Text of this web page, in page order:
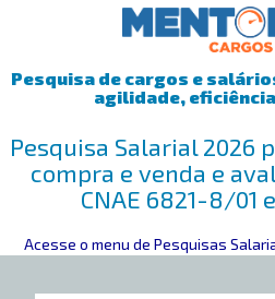
Pesquisa de cargos e
agilidade,
Pesquisa Salarial 2026
compra e venda e
CNAE 6821-8/01
Mentoring>Pesquisa Salarial>
Acesse o menu de Pesquisas